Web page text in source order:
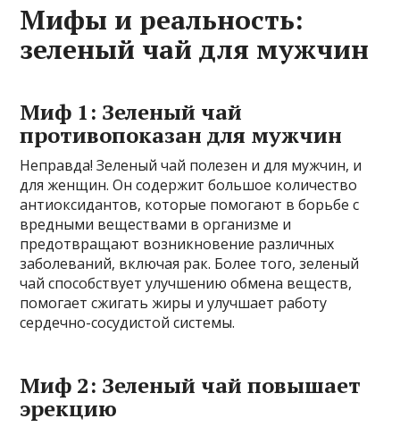
Мифы и реальность:
зеленый чай для мужчин
Миф 1: Зеленый чай
противопоказан для мужчин
Неправда! Зеленый чай полезен и для мужчин, и
для женщин. Он содержит большое количество
антиоксидантов, которые помогают в борьбе с
вредными веществами в организме и
предотвращают возникновение различных
заболеваний, включая рак. Более того, зеленый
чай способствует улучшению обмена веществ,
помогает сжигать жиры и улучшает работу
сердечно-сосудистой системы.
Миф 2: Зеленый чай повышает
эрекцию